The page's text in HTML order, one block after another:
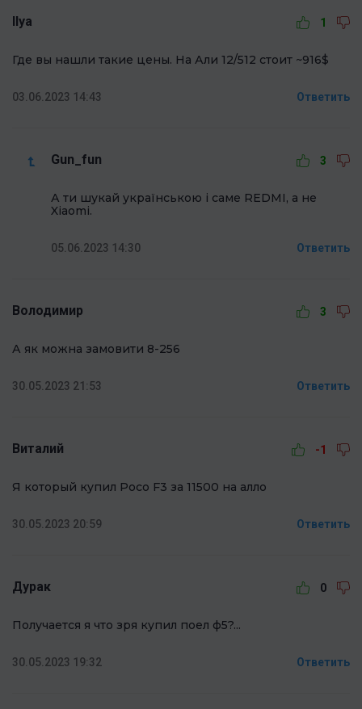
Ilya 1
Где вы нашли такие цены. На Али 12/512 стоит ~916$
03.06.2023 14:43 Ответить
Gun_fun 3
А ти шукай українською і саме REDMI, а не
Xiaomi.
05.06.2023 14:30 Ответить
Володимир 3
А як можна замовити 8-256
30.05.2023 21:53 Ответить
Виталий -1
Я который купил Poco F3 за 11500 на алло
30.05.2023 20:59 Ответить
Дурак 0
Получается я что зря купил поел ф5?...
30.05.2023 19:32 Ответить